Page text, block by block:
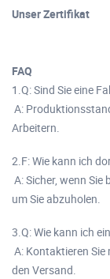
Unser Zertifikat
FAQ
1.Q: Sind Sie eine
A:
Arbeitern.
2.F: Wie kann ich
A: Sicher, wenn
um Sie abzuholen.
3.Q: Wie kann ich
A: Kontaktieren
den Versand.